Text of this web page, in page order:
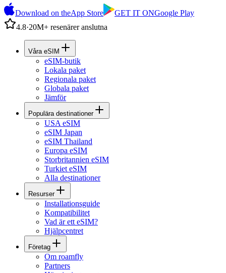
Download on theApp Store GET IT ONGoogle Play
4.8·20M+ resenärer anslutna
Våra eSIM
eSIM-butik
Lokala paket
Regionala paket
Globala paket
Jämför
Populära destinationer
USA eSIM
eSIM Japan
eSIM Thailand
Europa eSIM
Storbritannien eSIM
Turkiet eSIM
Alla destinationer
Resurser
Installationsguide
Kompatibilitet
Vad är ett eSIM?
Hjälpcentret
Företag
Om roamfly
Partners